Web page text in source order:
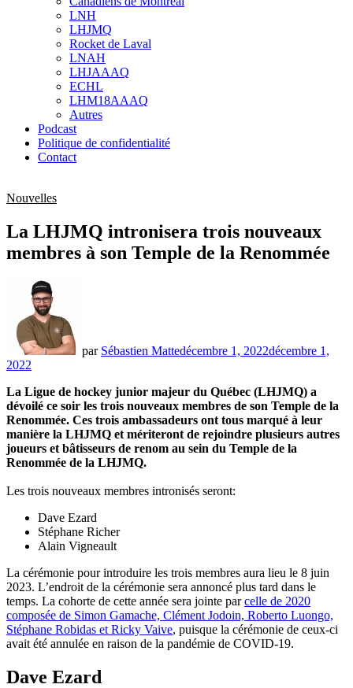
sub
menu
LNH
LHJMQ
Rocket de Laval
LNAH
LHJAAAQ
ECHL
LHM18AAAQ
Autres
Podcast
Politique de confidentialité
Contact
Nouvelles
La LHJMQ intronisera trois nouveaux
membres à son Temple de la Renommée
par Sébastien Mattedécembre 1, 2022décembre 1,
2022
La Ligue de hockey junior majeur du Québec (LHJMQ) a
dévoilé ce soir les trois nouveaux membres de son Temple de la
Renommée. Ces trois ambassadeurs ont tous marqué à leur
manière la LHJMQ et mériteront de rejoindre plusieurs autres
joueurs et bâtisseurs de renom au sein du Temple de la
Renommée de la LHJMQ.
Les trois nouveaux membres intronisés seront:
Dave Ezard
Stéphane Richer
Alain Vigneault
La cérémonie pour introduire les trois membres aura lieu le 8 juin
2023. L’endroit de la cérémonie sera annoncé plus tard dans le
temps. La cohorte de cette année sera jointe parcelle de 2020
composée de Simon Gamache, Clément Jodoin, Roberto Luongo,
Stéphane Robidas et Ricky Vaive, puisque la cérémonie de ceux-ci
avait été annulée en raison de la pandémie de COVID-19.
Dave Ezard